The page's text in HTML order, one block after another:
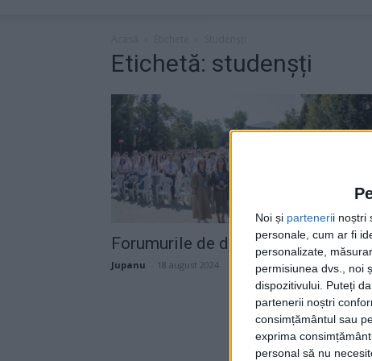
Noi și partenerii noștri
personale, cum ar fi
personalizate,
permisiunea dvs., noi
dispozitivului. Puteți
partenerii noștri
consimțământul sau
exprima
personal să nu
Etichetă: studenșți
Forumurile de distracții din online
Jupanu 18 august 2024